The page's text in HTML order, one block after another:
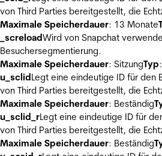
von Third Parties bereitgestellt, die
Maximale Speicherdauer: 13 Monate
_screloadWird von Snapchat
Besuchersegmentierung.
Maximale Speicherdauer: SitzungTyp
u_sclidLegt eine eindeutige ID für den
von Third Parties bereitgestellt, die
Maximale Speicherdauer: Beständig
u_sclid_rLegt eine eindeutige ID für
von Third Parties bereitgestellt, die
Maximale Speicherdauer: Beständig